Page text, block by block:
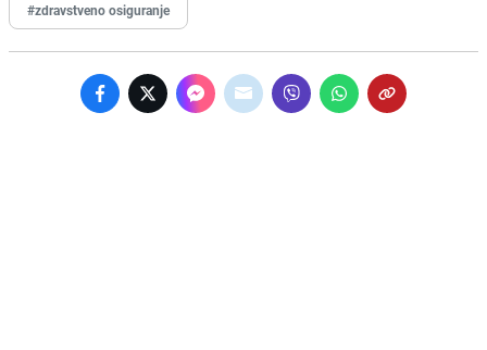
#zdravstveno osiguranje